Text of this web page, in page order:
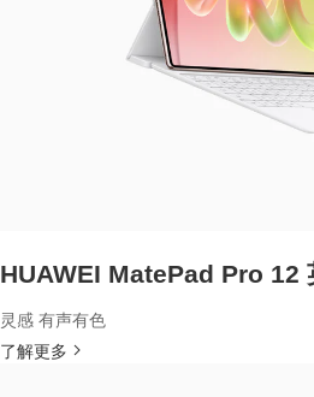
HUAWEI MatePad Pro 12
灵感 有声有色
了解更多